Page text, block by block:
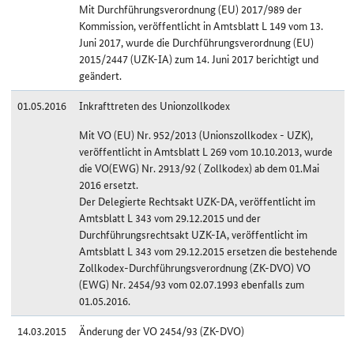
Mit Durchführungsverordnung (EU) 2017/989 der
Kommission, veröffentlicht in Amtsblatt L 149 vom 13.
Juni 2017, wurde die Durchführungsverordnung (EU)
2015/2447 (UZK-IA) zum 14. Juni 2017 berichtigt und
geändert.
01.05.2016
Inkrafttreten des Unionzollkodex
Mit VO (EU) Nr. 952/2013 (Unionszollkodex - UZK),
veröffentlicht in Amtsblatt L 269 vom 10.10.2013, wurde
die VO(EWG) Nr. 2913/92 ( Zollkodex) ab dem 01.Mai
2016 ersetzt.
Der Delegierte Rechtsakt UZK-DA, veröffentlicht im
Amtsblatt L 343 vom 29.12.2015 und der
Durchführungsrechtsakt UZK-IA, veröffentlicht im
Amtsblatt L 343 vom 29.12.2015 ersetzen die bestehende
Zollkodex-Durchführungsverordnung (ZK-DVO) VO
(EWG) Nr. 2454/93 vom 02.07.1993 ebenfalls zum
01.05.2016.
14.03.2015
Änderung der VO 2454/93 (ZK-DVO)